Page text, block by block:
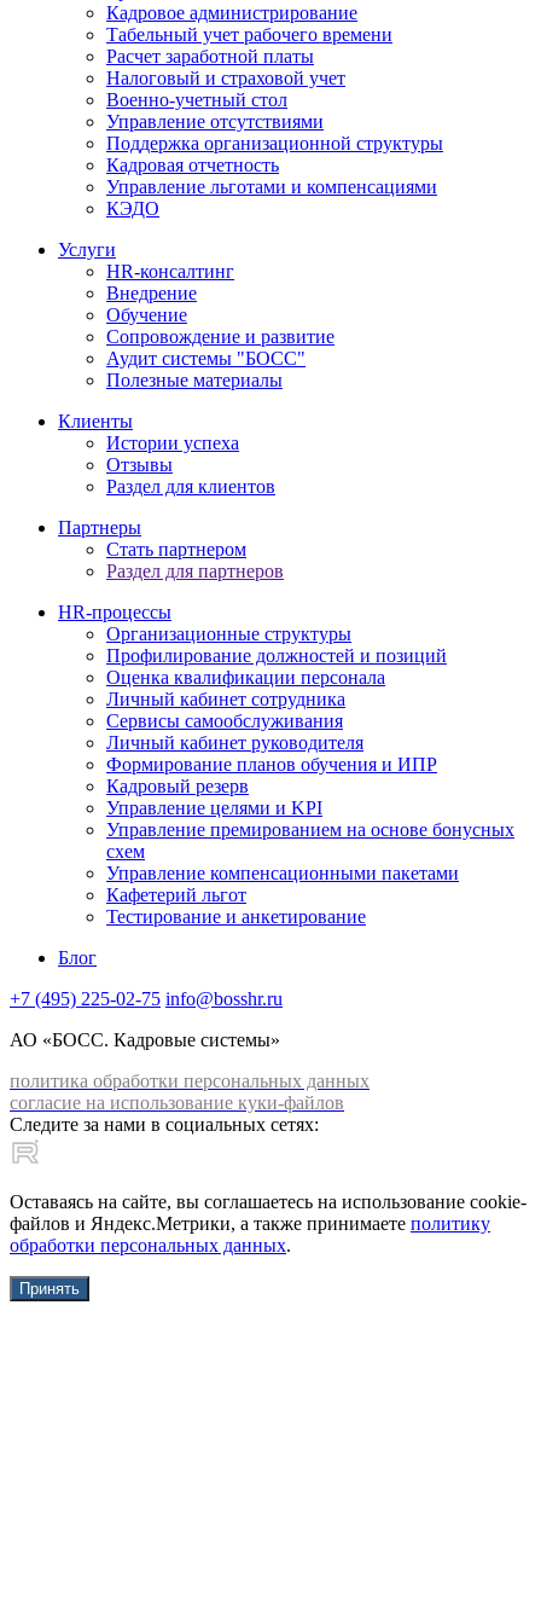
Кадровое администрирование
Табельный учет рабочего времени
Расчет заработной платы
Налоговый и страховой учет
Военно-учетный стол
Управление отсутствиями
Поддержка организационной структуры
Кадровая отчетность
Управление льготами и компенсациями
КЭДО
Услуги
HR-консалтинг
Внедрение
Обучение
Сопровождение и развитие
Аудит системы "БОСС"
Полезные материалы
Клиенты
Истории успеха
Отзывы
Раздел для клиентов
Партнеры
Стать партнером
Раздел для партнеров
HR-процессы
Организационные структуры
Профилирование должностей и позиций
Оценка квалификации персонала
Личный кабинет сотрудника
Сервисы самообслуживания
Личный кабинет руководителя
Формирование планов обучения и ИПР
Кадровый резерв
Управление целями и KPI
Управление премированием на основе бонусных
схем
Управление компенсационными пакетами
Кафетерий льгот
Тестирование и анкетирование
Блог
+7 (495) 225-02-75 info@bosshr.ru
АО «БОСС. Кадровые системы»
политика обработки персональных данных
согласие на использование куки-файлов
Следите за нами в социальных сетях:
Оставаясь на сайте, вы соглашаетесь на использование cookie-
файлов и Яндекс.Метрики, а также принимаете политику
обработки персональных данных.
Принять